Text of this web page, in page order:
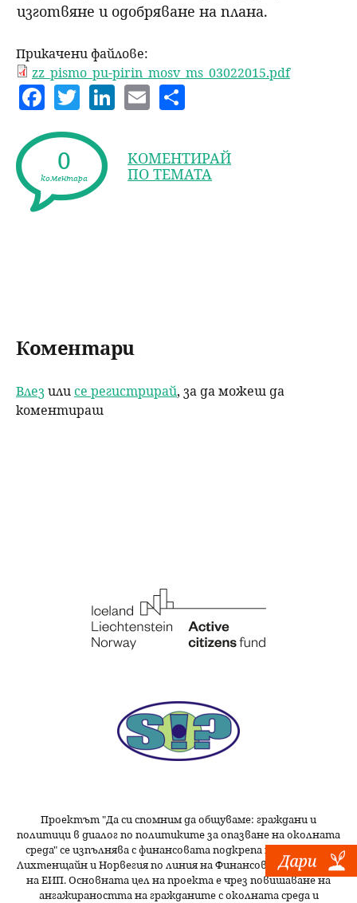
изготвяне и одобряване на плана.
Прикачени файлове:
zz_pismo_pu-pirin_mosv_ms_03022015.pdf
F
a
c
e
b
T
w
itt
er
Li
n
k
e
E
m
ai
l
a
re
0
коментара
КОМЕНТИРАЙ
ПО ТЕМАТА
Коментари
Влезили се регистрирай, за да можеш да
коментираш
Проектът "Да си спомним даобщуваме: граждани и
политици в диалог по политиките за опазване на околната
среда" се изпълнява с финансовата подкрепа на Исландия,
Лихтенщайн и Норвегия по линия на Финансовия механизъм
на ЕИП. Основната цел на проекта е чрез повишаване на
ангажираността на гражданите с околната среда и